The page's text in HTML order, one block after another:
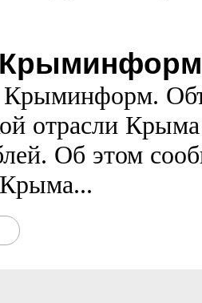
Крыминформ.
отрасли
Об этом